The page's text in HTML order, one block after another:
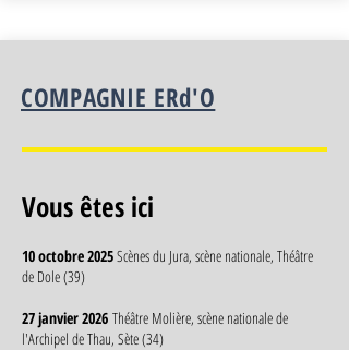
COMPAGNIE ERd'O
Vous êtes ici
10 octobre 2025Scènes du Jura, scène nationale, Théâtre
de Dole (39)
27 janvier 2026 Théâtre Molière, scène nationale de
l'Archipel de Thau, Sète (34)